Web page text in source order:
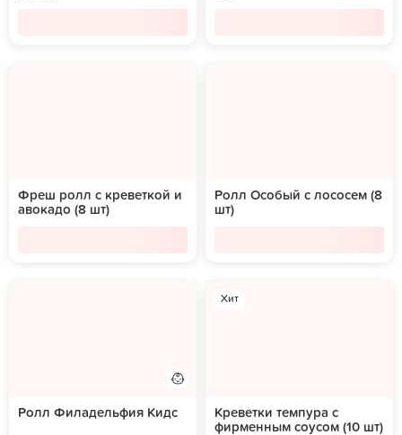
Фреш ролл с креветкой и
авокадо (8 шт)
Ролл Особый с лососем (8
шт)
Ролл Филадельфия Кидс
Хит
Креветки темпура с
фирменным соусом (10 шт)